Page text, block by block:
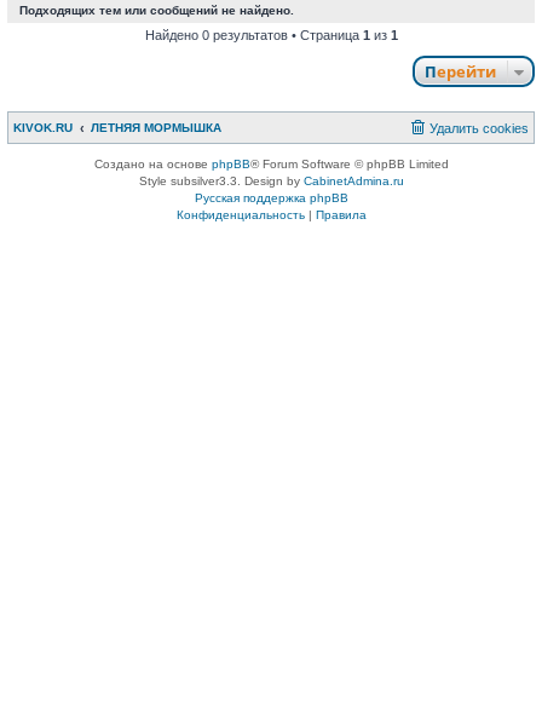
Подходящих тем или сообщений не найдено.
Найдено 0 результатов • Страница 1 из 1
Перейти
KIVOK.RU ЛЕТНЯЯ МОРМЫШКА Удалить cookies
Создано на основе phpBB® Forum Software © phpBB Limited
Style subsilver3.3. Design by CabinetAdmina.ru
Русская поддержка phpBB
Конфиденциальность| Правила